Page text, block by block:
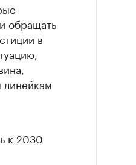
обращать
в
линейкам
к 2030